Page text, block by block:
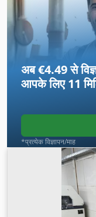
अब €4.49 से
आपके लिए11
*प्रत्येक विज्ञापन/माह